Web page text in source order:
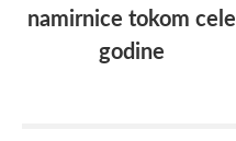
namirnice tokom cele
godine